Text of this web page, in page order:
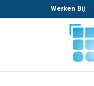
Werken Bij